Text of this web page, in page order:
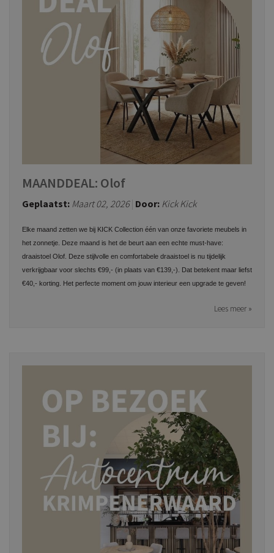
MAANDDEAL: Olof
Geplaatst: Maart 02, 2026 Door: Kick Kick
Elke maand zetten we bij KICK Collection één van onze favoriete meubels in
het zonnetje. Deze maand is het de beurt aan een echte must-have:
draaistoel Olof. Deze stijlvolle en comfortabele draaistoel is nu tijdelijk
verkrijgbaar voor slechts €99,- (in plaats van €139,-). Dat betekent maar liefst
€40,- korting. Het perfecte moment om jouw interieur een upgrade te geven!
Lees meer »